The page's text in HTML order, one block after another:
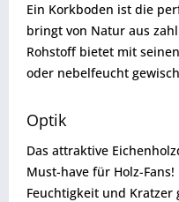
Ein Korkboden ist die
bringt von Natur aus
Rohstoff bietet mit
oder nebelfeucht
Optik
Das attraktive
Must-have für Holz-
Feuchtigkeit und Kratzer